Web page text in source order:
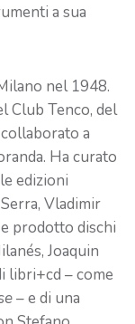
a sua
nel 1948.
Club Tenco, del
a
Ha curato
edizioni
Vladimir
prodotto dischi
Joaquin
libri+cd – come
– e di una